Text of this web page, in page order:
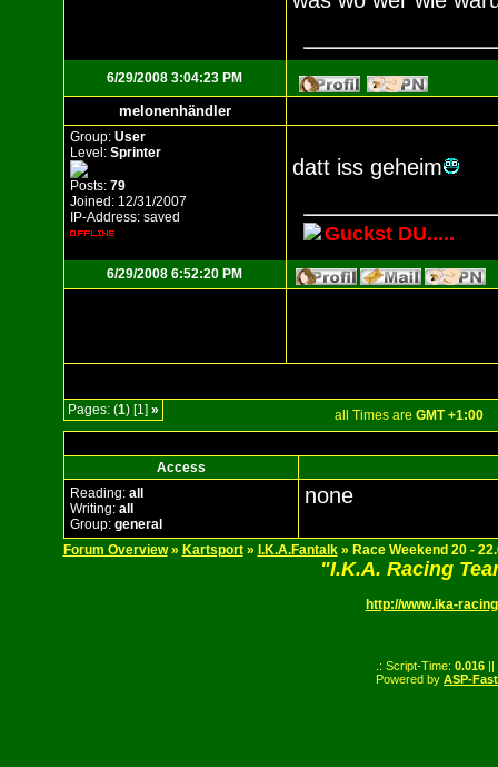
6/29/2008 3:04:23 PM
melonenhändler
Group: User
Level: Sprinter
Posts: 79
Joined: 12/31/2007
IP-Address: saved
datt iss geheim
Guckst DU.....
6/29/2008 6:52:20 PM
Pages: (1) [1] » all Times are GMT +1:00
Access
Reading: all
Writing: all
Group: general
none
Forum Overview » Kartsport » I.K.A.Fantalk » Race Weekend 20 -
"I.K.A. Racing
http://www.ika-
.: Script-Time: 0.016 ||
Powered by ASP-